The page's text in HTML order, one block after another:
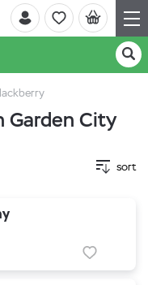
Garden City
sort